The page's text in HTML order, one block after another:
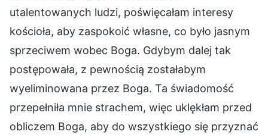
utalentowanych ludzi, poświęcałam interesy
kościoła, aby zaspokoić własne, co było jasnym
sprzeciwem wobec Boga. Gdybym dalej tak
postępowała, z pewnością zostałabym
wyeliminowana przez Boga. Ta świadomość
przepełniła mnie strachem, więc uklękłam przed
obliczem Boga, aby do wszystkiego się przyznać